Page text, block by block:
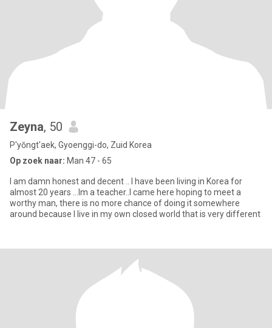
Zeyna, 50
P'yŏngt'aek, Gyoenggi-do, Zuid Korea
Op zoek naar: Man 47 - 65
I am damn honest and decent .. I have been living in Korea for
almost 20 years ...Im a teacher..I came here hoping to meet a
worthy man, there is no more chance of doing it somewhere
around because I live in my own closed world that is very different